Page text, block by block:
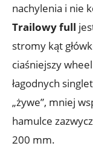
nachylenia i nie
Trailowy full
stromy kąt
ciaśniejszy
łagodnych
„żywe”, mniej
hamulce
200 mm.